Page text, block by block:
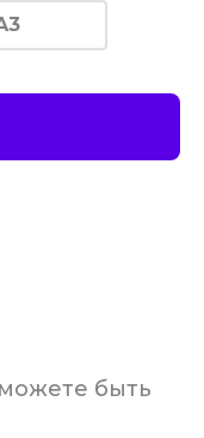
быть